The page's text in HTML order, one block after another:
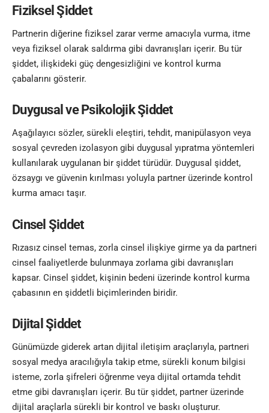
Fiziksel Şiddet
Partnerin diğerine fiziksel zarar verme amacıyla vurma, itme
veya fiziksel olarak saldırma gibi davranışları içerir. Bu tür
şiddet, ilişkideki güç dengesizliğini ve kontrol kurma
çabalarını gösterir.
Duygusal ve Psikolojik Şiddet
Aşağılayıcı sözler, sürekli eleştiri, tehdit, manipülasyon veya
sosyal çevreden izolasyon gibi duygusal yıpratma yöntemleri
kullanılarak uygulanan bir şiddet türüdür. Duygusal şiddet,
özsaygı ve güvenin kırılması yoluyla partner üzerinde kontrol
kurma amacı taşır.
Cinsel Şiddet
Rızasız cinsel temas, zorla cinsel ilişkiye girme ya da partneri
cinsel faaliyetlerde bulunmaya zorlama gibi davranışları
kapsar. Cinsel şiddet, kişinin bedeni üzerinde kontrol kurma
çabasının en şiddetli biçimlerinden biridir.
Dijital Şiddet
Günümüzde giderek artan dijital iletişim araçlarıyla, partneri
sosyal medya aracılığıyla takip etme, sürekli konum bilgisi
isteme, zorla şifreleri öğrenme veya dijital ortamda tehdit
etme gibi davranışları içerir. Bu tür şiddet, partner üzerinde
dijital araçlarla sürekli bir kontrol ve baskı oluşturur.